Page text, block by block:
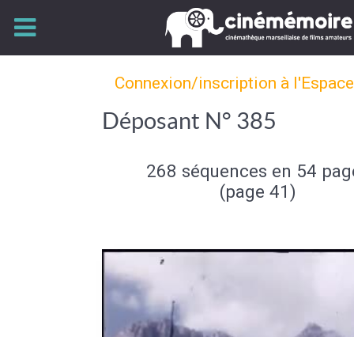
Connexion/inscription à
Déposant N° 385
268 séquences en 54
(page 41)